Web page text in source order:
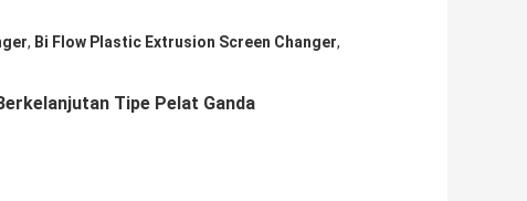
, Bi Flow Plastic Extrusion Screen Changer,
Tipe Pelat Ganda